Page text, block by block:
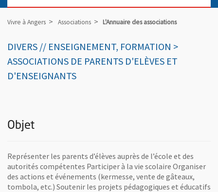
Vivre à Angers Associations L'Annuaire des associations
DIVERS // ENSEIGNEMENT, FORMATION >
ASSOCIATIONS DE PARENTS D'ELÈVES ET
D'ENSEIGNANTS
Objet
Représenter les parents d’élèves auprès de l’école et des
autorités compétentes Participer à la vie scolaire Organiser
des actions et événements (kermesse, vente de gâteaux,
tombola, etc.) Soutenir les projets pédagogiques et éducatifs